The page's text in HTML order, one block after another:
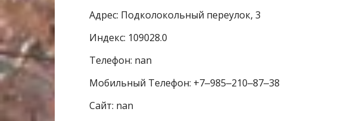
Адрес: Подколокольный переулок, 3
Индекс: 109028.0
Телефон: nan
Мобильный Телефон: +7‒985‒210‒87‒38
Сайт: nan